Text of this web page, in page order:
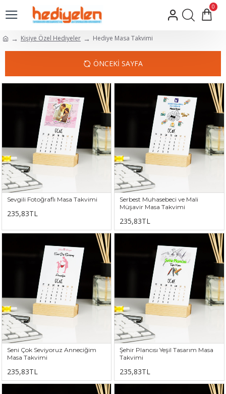
0
Kişiye Özel Hediyeler Hediye Masa Takvimi
ÖNCEKI SAYFA
Sevgili Fotoğraflı Masa Takvimi
235,83TL
Serbest Muhasebeci ve Mali
Müşavir Masa Takvimi
235,83TL
Seni Çok Seviyoruz Anneciğim
Masa Takvimi
235,83TL
Şehir Plancısı Yeşil Tasarım Masa
Takvimi
235,83TL